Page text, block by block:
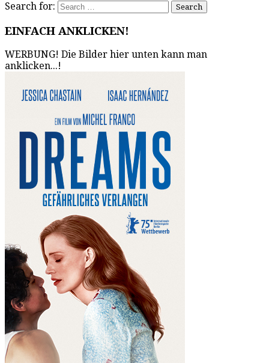
Search for:
EINFACH ANKLICKEN!
WERBUNG! Die Bilder hier unten kann man
anklicken...!